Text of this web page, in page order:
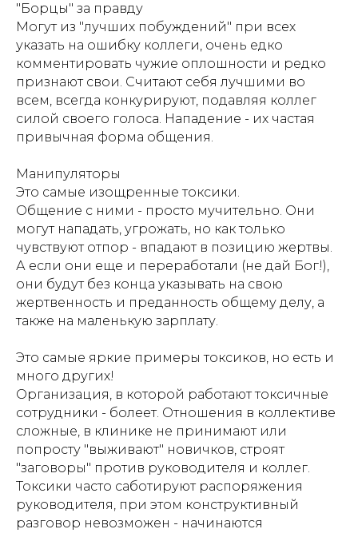
"Борцы" за правду
Могут из "лучших побуждений" при всех
указать на ошибку коллеги, очень едко
комментировать чужие оплошности и редко
признают свои. Считают себя лучшими во
всем, всегда конкурируют, подавляя коллег
силой своего голоса. Нападение - их частая
привычная форма общения.
Манипуляторы
Это самые изощренные токсики.
Общение с ними - просто мучительно. Они
могут нападать, угрожать, но как только
чувствуют отпор - впадают в позицию жертвы.
А если они еще и переработали (не дай Бог!),
они будут без конца указывать на свою
жертвенность и преданность общему делу, а
также на маленькую зарплату.
Это самые яркие примеры токсиков, но есть и
много других!
Организация, в которой работают токсичные
сотрудники - болеет. Отношения в коллективе
сложные, в клинике не принимают или
попросту "выживают" новичков, строят
"заговоры" против руководителя и коллег.
Токсики часто саботируют распоряжения
руководителя, при этом конструктивный
разговор невозможен - начинаются